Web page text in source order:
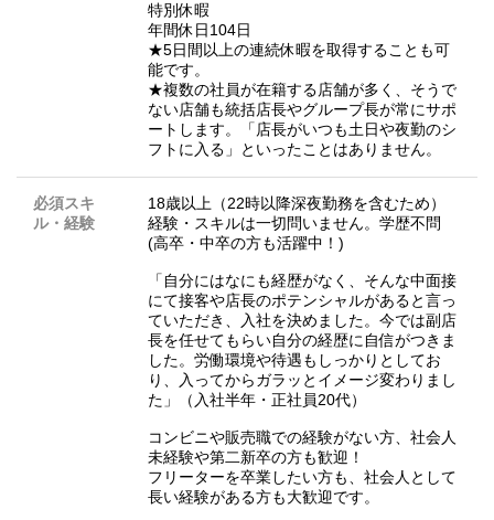
特別休暇
年間休日104日
★5日間以上の連続休暇を取得することも可
能です。
★複数の社員が在籍する店舗が多く、そうで
ない店舗も統括店長やグループ長が常にサポ
ートします。「店長がいつも土日や夜勤のシ
フトに入る」といったことはありません。
必須スキ
ル・経験
18歳以上（22時以降深夜勤務を含むため）
経験・スキルは一切問いません。学歴不問
(高卒・中卒の方も活躍中！)
「自分にはなにも経歴がなく、そんな中面接
にて接客や店長のポテンシャルがあると言っ
ていただき、入社を決めました。今では副店
長を任せてもらい自分の経歴に自信がつきま
した。労働環境や待遇もしっかりとしてお
り、入ってからガラッとイメージ変わりまし
た」（入社半年・正社員20代）
コンビニや販売職での経験がない方、社会人
未経験や第二新卒の方も歓迎！
フリーターを卒業したい方も、社会人として
長い経験がある方も大歓迎です。